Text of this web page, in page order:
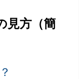
見方（簡